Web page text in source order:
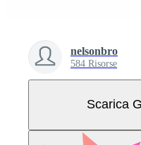
nelsonbro
584 Risorse
Scarica